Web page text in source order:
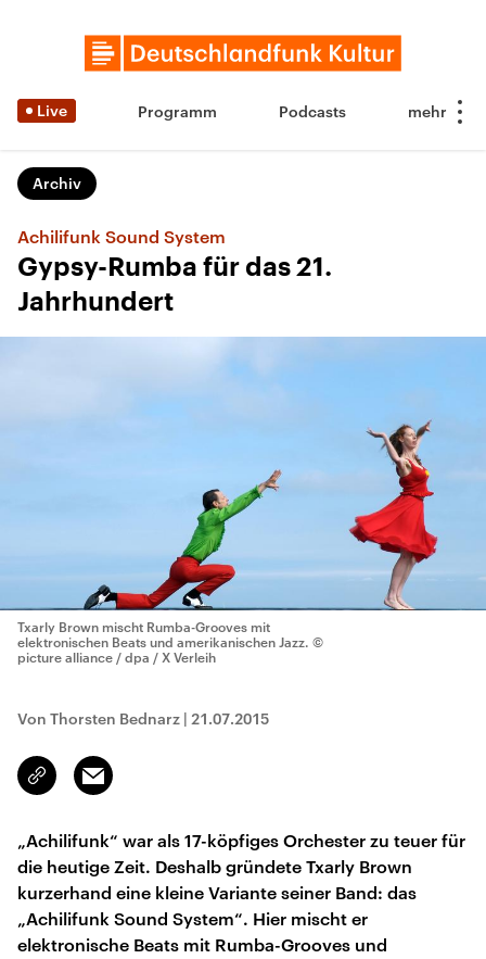
Live Programm Podcasts
Archiv
Achilifunk Sound System
Gypsy-Rumba für das 21.
Jahrhundert
Txarly Brown mischt Rumba-Grooves mit
elektronischen Beats und amerikanischen Jazz. ©
picture alliance / dpa / X Verleih
Von Thorsten Bednarz | 21.07.2015
Link
kopieren/teilen
Email
„Achilifunk“ war als 17-köpfiges Orchester zu teuer für
die heutige Zeit. Deshalb gründete Txarly Brown
kurzerhand eine kleine Variante seiner Band: das
„Achilifunk Sound System“. Hier mischt er
elektronische Beats mit Rumba-Grooves und